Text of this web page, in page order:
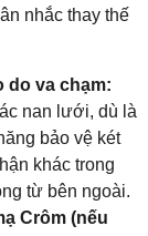
nhắc thay thế
do va chạm:
nan lưới, dù là
bảo vệ két
khác trong
từ bên ngoài.
Crôm (nếu